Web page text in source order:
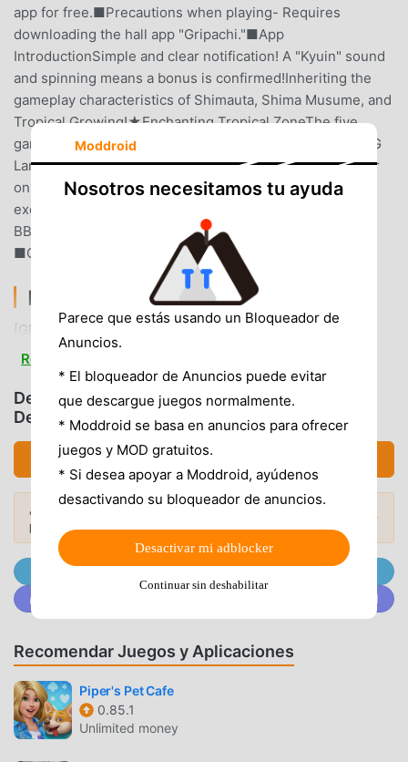
app for free.■Precautions when playing- Requires
downloading the hall app "Gripachi."■App
IntroductionSimple and clear notification! A "Kyuin" sound
and spinning means a bonus is confirmed!Inheriting the
gameplay characteristics of Shimauta, Shima Musume, and
Tropical Growing!★Enchanting Tropical ZoneThe five
games after the RB are super exciting!★Astonishing! BIG
LampAfter the BB ends, the period from turning the lever
on in the first game to the third reel stopping is super
exciting!If the reels freeze and the "BIG Lamp" flashes, a
BB is confirmed! And the next bonus is also confirmed?
■Copyright(C)OLYMPIA (C)COMMSEED
[GP]NEW島唄30 INTRODUCCIÓN
[GP]New島唄30 Como un juego de casual muy popular
recientemente, ganó muchos fanáticos en todo el mundo
que aman los juegos de casual . Si desea descargar este
juego, como el sitio de descarga de juegos gratuitos mod
apk más grande del mundo, moddroid es su mejor opción.
moddroid no solo te brinda la última versión de[GP]New島
唄301.8.0gratis, sino que también proporciona Free mod
gratis, ayudándote a ahorrar la tarea mecánica repetitiva
en el juego, así que puedes concentrarte en disfrutar la
alegría que trae el juego en sí. moddroid promete que
cualquier mod de [GP]New島唄30 no cobrará a los
jugadores ninguna tarifa, y es 100% seguro, disponible y
de instalación gratuita. Simplemente descargue el cliente
moddroid, puede descargar e instalar [GP]New島唄30 1.8.0
y juega!
JUGABILIDAD ÚNICA
[GP]New島唄30 Como un popular juego de casual , su
Read more
Descargar [GP]New島唄30 (MOD,
Desbloqueadas)
Descargar APK (30.31MB)
¿Quieres más? Explora losmod APK más
populares
Mods Populares →
Únete a @MODDROID.CO en el Canal de Telegram
Únete a @MODDROID.CO en la comunidad de Discord
Recomendar Juegos y Aplicaciones
Piper's Pet Cafe
0.85.1
Unlimited money
Moddroid
Nosotros necesitamos tu ayuda
Parece que estás usando un Bloqueador de
Anuncios.
* El bloqueador de Anuncios puede evitar
que descargue juegos normalmente.
* Moddroid se basa en anuncios para ofrecer
juegos y MOD gratuitos.
* Si desea apoyar a Moddroid, ayúdenos
desactivando su bloqueador de anuncios.
Desactivar mi adblocker
Continuar sin deshabilitar